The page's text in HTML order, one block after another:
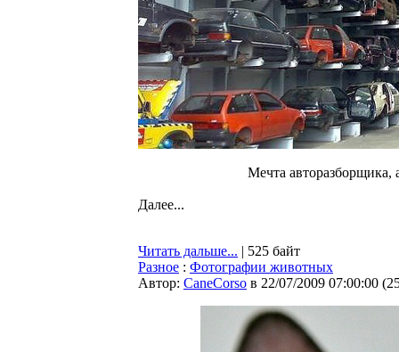
Мечта авторазборщика,
Далее...
Читать дальше... | 525 байт
Разное : Фотографии животных
Автор: CaneCorso в 22/07/2009 07:00:00 (